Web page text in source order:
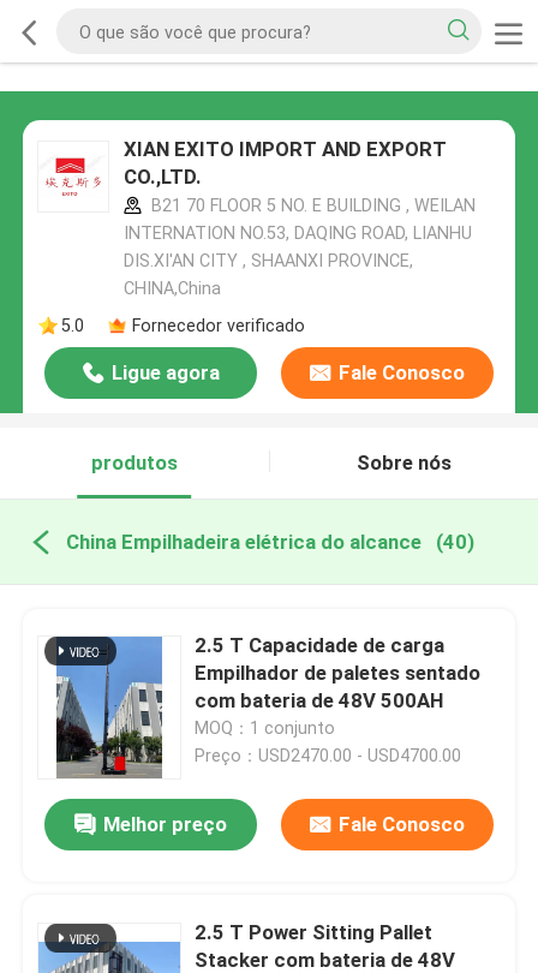
XIAN EXITO IMPORT AND EXPORT
CO.,LTD.
B21 70 FLOOR 5 NO. E BUILDING , WEILAN
INTERNATION NO.53, DAQING ROAD, LIANHU
DIS.XI'AN CITY , SHAANXI PROVINCE,
CHINA,China
5.0
Fornecedor verificado
Ligue agora Fale Conosco
produtos Sobre nós
China Empilhadeira elétrica do alcance (40)
2.5 T Capacidade de carga
Empilhador de paletes sentado
com bateria de 48V 500AH
MOQ：1 conjunto
Preço：USD2470.00 - USD4700.00
Melhor preço Fale Conosco
2.5 T Power Sitting Pallet
Stacker com bateria de 48V